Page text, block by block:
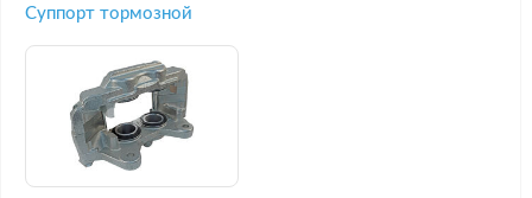
Суппорт тормозной